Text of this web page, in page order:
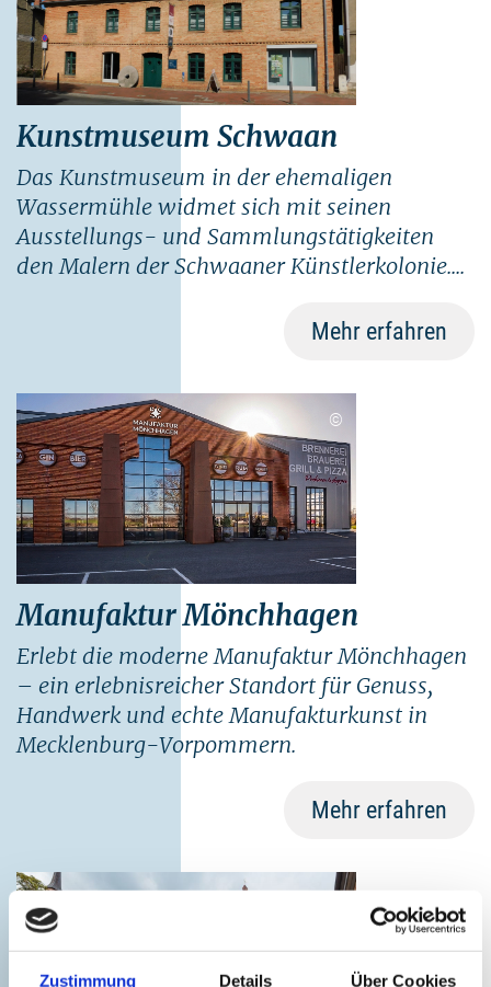
Zustimmung Details Über Cookies
Kunstmuseum Schwaan
Das Kunstmuseum in der ehemaligen
Wassermühle widmet sich mit seinen
Ausstellungs- und Sammlungstätigkeiten
den Malern der Schwaaner Künstlerkolonie....
Mehr erfahren
©
Manufaktur Mönchhagen
Erlebt die moderne Manufaktur Mönchhagen
– ein erlebnisreicher Standort für Genuss,
Handwerk und echte Manufakturkunst in
Mecklenburg-Vorpommern.
Mehr erfahren